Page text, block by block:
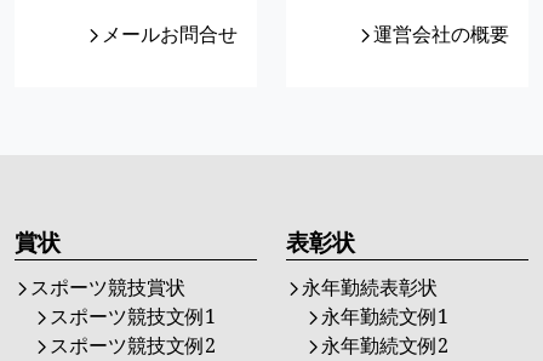
メールお問合せ
運営会社の概要
賞状
スポーツ競技賞状
スポーツ競技文例1
スポーツ競技文例2
表彰状
永年勤続表彰状
永年勤続文例1
永年勤続文例2